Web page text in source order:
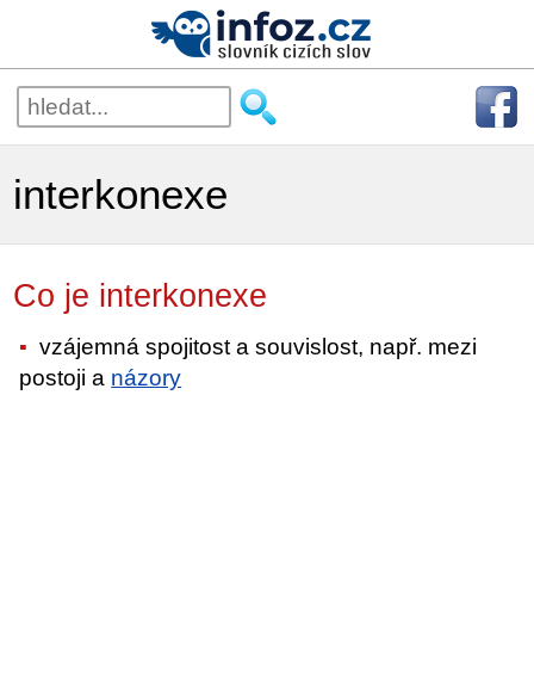
interkonexe
Co je interkonexe
vzájemná spojitost a souvislost, např. mezi
postoji a názory